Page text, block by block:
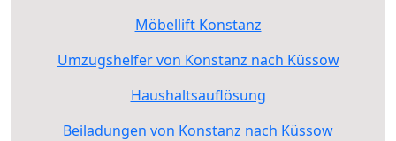
Möbellift Konstanz
Umzugshelfer von Konstanz nach Küssow
Haushaltsauflösung
Beiladungen von Konstanz nach Küssow